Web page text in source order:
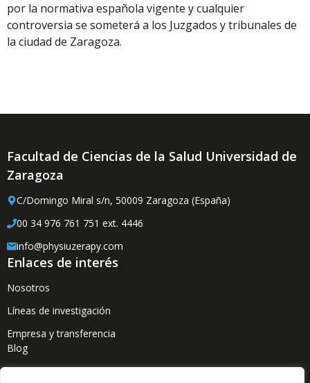
por la normativa española vigente y cualquier
controversia se someterá a los Juzgados y tribunales de
la ciudad de Zaragoza.
Facultad de Ciencias de la Salud Universidad de
Zaragoza
C/Domingo Miral s/n, 50009 Zaragoza (España)
00 34 976 761 751 ext. 4446
info@physiuzerapy.com
Enlaces de interés
Nosotros
Líneas de investigación
Empresa y transferencia
Blog
Proyectos abiertos